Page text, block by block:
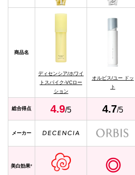
商品名
ディセンシア/ホワイ
トスパイク-VCロー
ション
オルビス/ユー ドッ
ト
総合得点 4.9/5 4.7/5
メーカー
美白効果* ◎